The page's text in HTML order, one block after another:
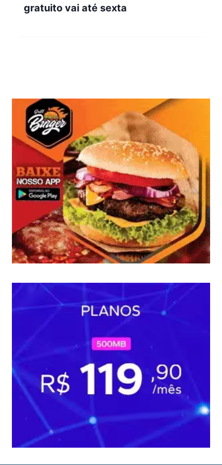
gratuito vai até sexta